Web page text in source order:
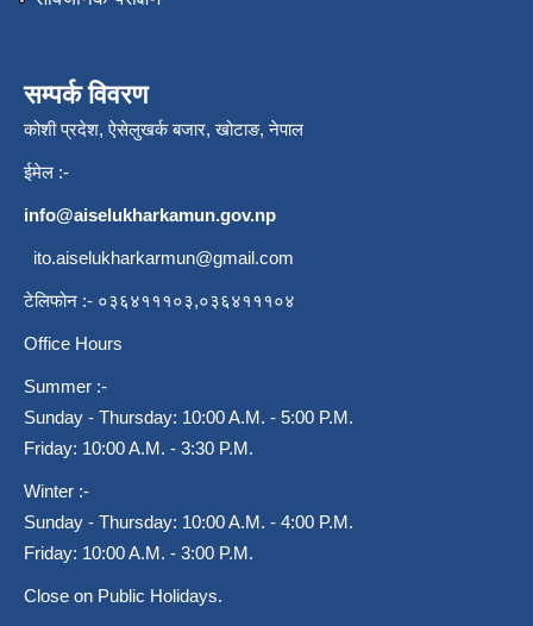
सम्पर्क विवरण
कोशी प्रदेश, ऐसेलुखर्क बजार, खोटाङ, नेपाल
ईमेल :-
info@aiselukharkamun.gov.np
ito.aiselukharkarmun@gmail.com
टेलिफोन :- ०३६४१११०३,०३६४१११०४
Office Hours
Summer :-
Sunday - Thursday: 10:00 A.M. - 5:00 P.M.
Friday: 10:00 A.M. - 3:30 P.M.
Winter :-
Sunday - Thursday: 10:00 A.M. - 4:00 P.M.
Friday: 10:00 A.M. - 3:00 P.M.
Close on Public Holidays.